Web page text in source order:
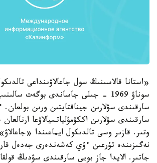
«استانا قالاسىنىڭ سول جاعالاۋىنداعى
سوناۋ 1969 - جىلى جاساندى بوگەت
سارقىندى سۋلارىن جيناقتايتىن ورىن بولعان.
سارقىندى سۋلارىن اككۋمۋلياتسيالاۋعا
وتىر. قازىر وسى تالدىكول ايماعىندا
نەگىزىندە تۇرعىن ءۇي كەشەندەرى جەدەل
جاتىر. الايدا جاز بويى سارقىندى سۋدىڭ